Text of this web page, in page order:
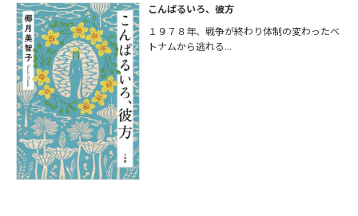
こんぱるいろ、彼方
１９７８年、戦争が終わり体制の変わったベ
トナムから逃れる...